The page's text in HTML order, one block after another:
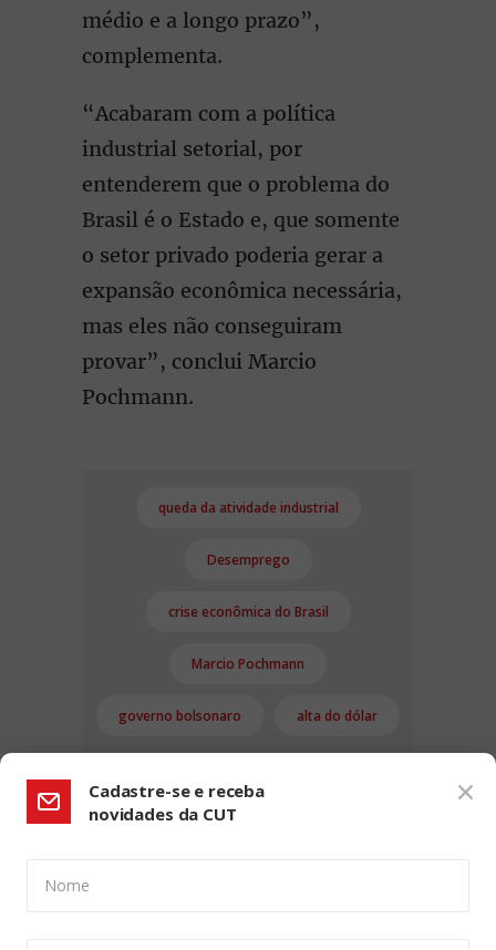
médio e a longo prazo”,
complementa.
“Acabaram com a política
industrial setorial, por
entenderem que o problema do
Brasil é o Estado e, que somente
o setor privado poderia gerar a
expansão econômica necessária,
mas eles não conseguiram
provar”, conclui Marcio
Pochmann.
queda da atividade industrial
Desemprego
crise econômica do Brasil
Marcio Pochmann
governo bolsonaro alta do dólar
Cadastre-se e receba
novidades da CUT
Nome